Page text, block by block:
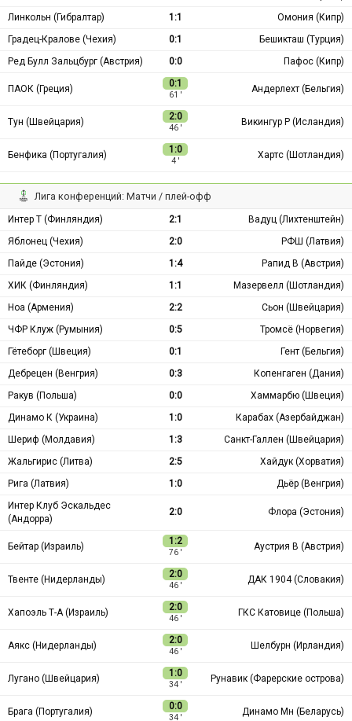
Линкольн (Гибралтар)
1:1
Омония (Кипр)
Градец-Кралове (Чехия)
0:1
Бешикташ (Турция)
Ред Булл Зальцбург (Австрия)
0:0 Пафос (Кипр)
ПАОК (Греция) 0:1
61 ′
Андерлехт (Бельгия)
Тун (Швейцария) 2:0
46 ′
Викингур Р (Исландия)
Бенфика (Португалия) 1:0
4 ′
Хартс (Шотландия)
Лига конференций: Матчи / плей-офф
Интер Т (Финляндия) 2:1
Вадуц (Лихтенштейн)
Яблонец (Чехия)
2:0
РФШ (Латвия)
Пайде (Эстония)
1:4
Рапид В (Австрия)
ХИК (Финляндия)
1:1
Мазервелл (Шотландия)
Ноа (Армения)
2:2
Сьон (Швейцария)
ЧФР Клуж (Румыния)
0:5
Тромсё (Норвегия)
Гётеборг (Швеция)
0:1
Гент (Бельгия)
Дебрецен (Венгрия)
0:3
Копенгаген (Дания)
Ракув (Польша)
0:0
Хаммарбю (Швеция)
Динамо К (Украина)
1:0
Карабах (Азербайджан)
Шериф (Молдавия)
1:3
Санкт-Галлен (Швейцария)
Жальгирис (Литва)
2:5
Хайдук (Хорватия)
Рига (Латвия)
1:0
Дьёр (Венгрия)
Интер Клуб Эскальдес
(Андорра)
2:0 Флора (Эстония)
Бейтар (Израиль) 1:2
76 ′
Аустрия В (Австрия)
Твенте (Нидерланды) 2:0
46 ′
ДАК 1904 (Словакия)
Хапоэль Т-А (Израиль) 2:0
46 ′
ГКС Катовице (Польша)
Аякс (Нидерланды) 2:0
46 ′
Шелбурн (Ирландия)
Лугано (Швейцария) 1:0
34 ′
Рунавик (Фарерские острова)
Брага (Португалия) 0:0
34 ′
Динамо Мн (Беларусь)